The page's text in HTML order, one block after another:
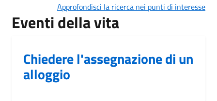
Approfondisci la ricerca nei punti di interesse
Eventi della vita
Chiedere l'assegnazione di un
alloggio